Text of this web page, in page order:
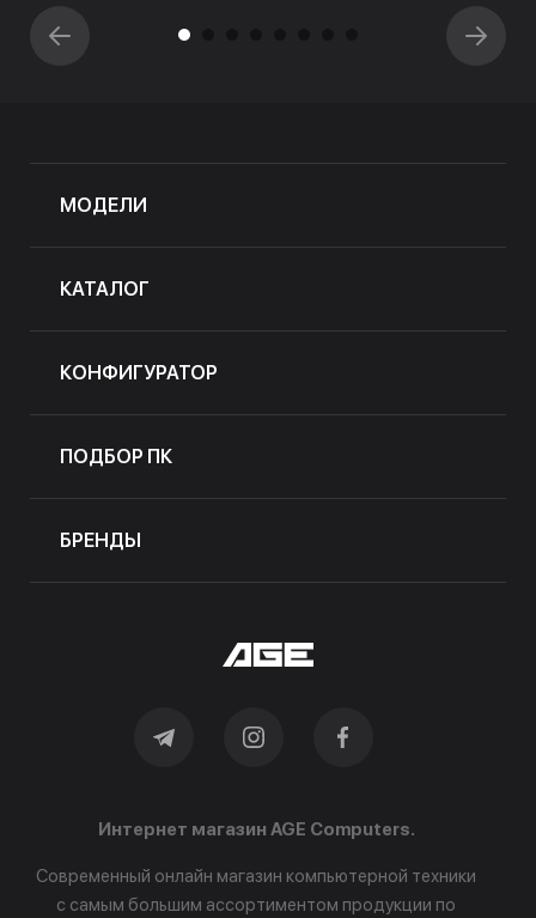
МОДЕЛИ
КАТАЛОГ
КОНФИГУРАТОР
ПОДБОР ПК
БРЕНДЫ
Интернет магазин AGE Computers.
Современный онлайн магазин компьютерной техники
с самым большим ассортиментом продукции по